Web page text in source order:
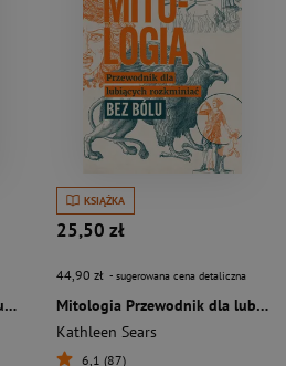
Astrologia Przewodnik dla lubiących rozkminiać bez bólu
KSIĄŻKA
25,50 zł
44,90 zł - sugerowana cena detaliczna
Mitologia Przewodnik dla lubiących rozkminiać bez bólu
Kathleen Sears
6,1 (87)